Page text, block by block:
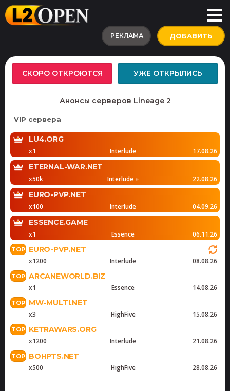
РЕКЛАМА ДОБАВИТЬ
СКОРО ОТКРОЮТСЯ УЖЕ ОТКРЫЛИСЬ
Анонсы серверов Lineage 2
VIP сервера
LU4.ORG
x1 Interlude 17.08.26
ETERNAL-WAR.NET
x50k Interlude + 22.08.26
EURO-PVP.NET
x100 Interlude 04.09.26
ESSENCE.GAME
x1 Essence 06.11.26
EURO-PVP.NET
x1200 Interlude 08.08.26
ARCANEWORLD.BIZ
x1 Essence 14.08.26
MW-MULTI.NET
x3 HighFive 15.08.26
KETRAWARS.ORG
x1200 Interlude 21.08.26
BOHPTS.NET
x500 HighFive 28.08.26